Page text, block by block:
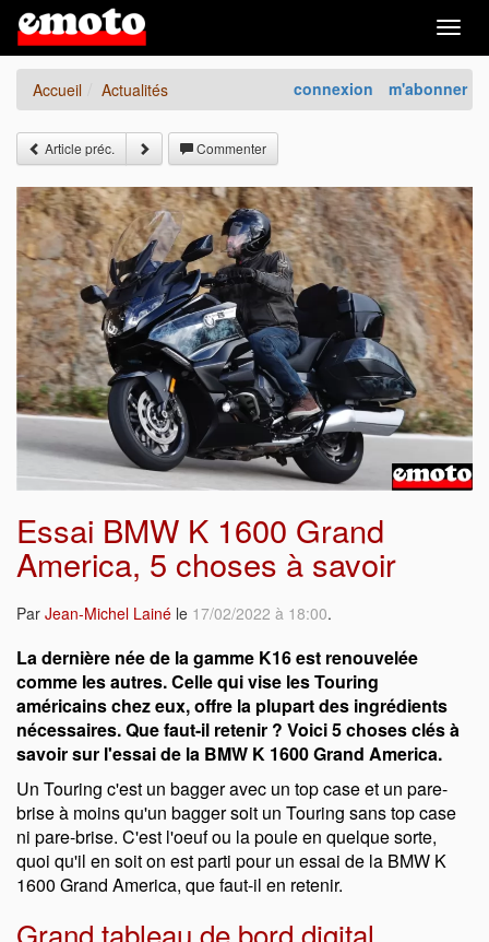
connexion m'abonner
Accueil Actualités
Article préc. Commenter
Essai BMW K 1600 Grand
America, 5 choses à savoir
Par Jean-Michel Lainé le 17/02/2022 à 18:00.
La dernière née de la gamme K16 est renouvelée
comme les autres. Celle qui vise les Touring
américains chez eux, offre la plupart des ingrédients
nécessaires. Que faut-il retenir ? Voici 5 choses clés à
savoir sur l'essai de la BMW K 1600 Grand America.
Un Touring c'est un bagger avec un top case et un pare-
brise à moins qu'un bagger soit un Touring sans top case
ni pare-brise. C'est l'oeuf ou la poule en quelque sorte,
quoi qu'il en soit on est parti pour un essai de la BMW K
1600 Grand America, que faut-il en retenir.